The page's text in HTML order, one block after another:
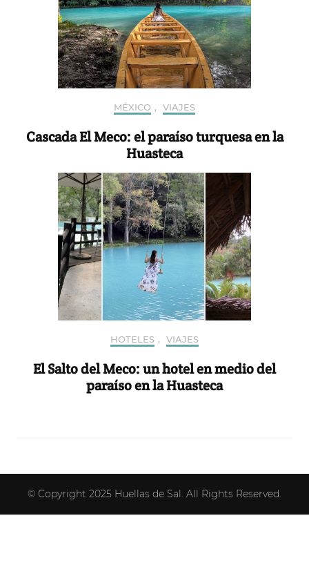
MÉXICO , VIAJES
Cascada El Meco: el paraíso turquesa en la
Huasteca
HOTELES , VIAJES
El Salto del Meco: un hotel en medio del
paraíso en la Huasteca
© Copyright 2025 Huellas de Sal. All Rights Reserved.